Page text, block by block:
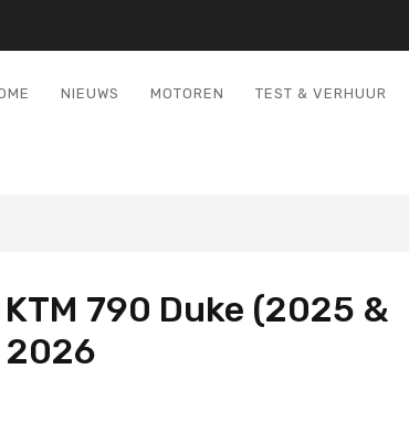
NIEUWS MOTOREN TEST & VERHUUR
790 Duke (2025 &
2026